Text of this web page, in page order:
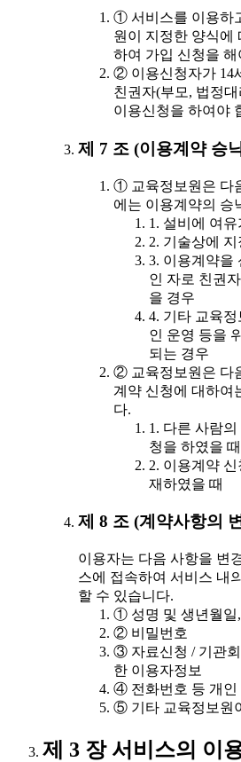
① 서비스를 이용하
원이 지정한 양식에
하여 가입 신청을 해
② 이용신청자가 14
친권자(부모, 법정
이용신청을 하여야
제 7 조 (이용계약 승
① 교육정보원은 다
에는 이용계약의 승
1. 설비에 여
2. 기술상에
3. 이용계약을
인 자로 친권
을 경우
4. 기타 교육
인 운영 등을
되는 경우
② 교육정보원은 다
계약 신청에 대하여
다.
1. 다른 사람
청을 하였을 때
2. 이용계약 신
재하였을 때
제 8 조 (계약사항의
이용자는 다음 사항을 변
스에 접속하여 서비스 내
할 수 있습니다.
① 성명 및 생년월일
② 비밀번호
③ 자료신청 / 기관
한 이용자정보
④ 전화번호 등 개인
⑤ 기타 교육정보원
제 3 장 서비스의 이